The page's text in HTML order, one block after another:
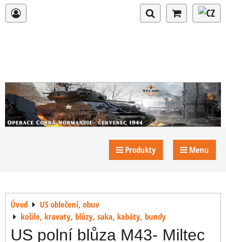
Produkty Menu
Úvod
US oblečení, obuv
košile, kravaty, blůzy, saka, kabáty, bundy
US polní blůza M43- Miltec